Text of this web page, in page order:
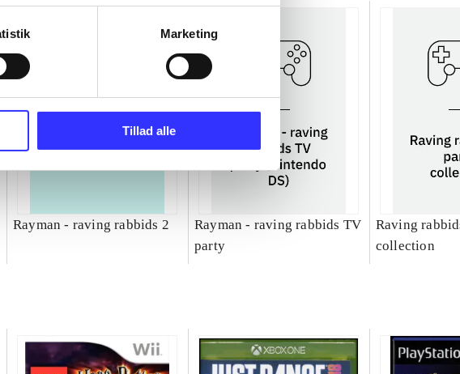
Marketing
Tillad alle
Rayman - raving rabbids 2
Rayman - raving rabbids TV
party
Raving
collection